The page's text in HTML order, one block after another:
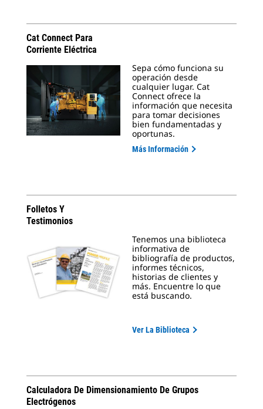
Cat Connect Para
Corriente Eléctrica
Sepa cómo funciona su
operación desde
cualquier lugar. Cat
Connect ofrece la
información que necesita
para tomar decisiones
bien fundamentadas y
oportunas.
Más Información
Folletos Y
Testimonios
Tenemos una biblioteca
informativa de
bibliografía de productos,
informes técnicos,
historias de clientes y
más. Encuentre lo que
está buscando.
Ver La Biblioteca
Calculadora De Dimensionamiento De Grupos
Electrógenos